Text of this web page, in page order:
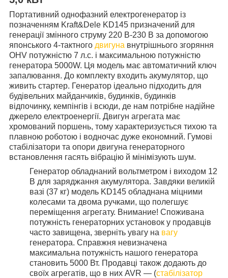
Портативний однофазний електрогенератор із
позначенням Kraft&Dele KD145 призначений для
генерації змінного струму 220 В-230 В за допомогою
японського 4-тактного двигуна внутрішнього згоряння
OHV потужністю 7 л.с. і максимальною потужністю
генератора 5000W. Ця модель має автоматичний ключ
запалювання. До комплекту входить акумулятор, що
живить стартер. Генератор ідеально підходить для
будівельних майданчиків, будинків, будинків
відпочинку, кемпінгів і всюди, де нам потрібне надійне
джерело електроенергії. Двигун агрегата має
хромований поршень, тому характеризується тихою та
плавною роботою і водночас дуже економний. Гумові
стабілізатори та опори двигуна генераторного
встановлення гасять вібрацію й мінімізують шум.
Генератор обладнаний вольтметром і виходом 12
В для заряджання акумулятора. Завдяки великій
вазі (37 кг) модель KD145 обладнана міцними
колесами та двома ручками, що полегшує
переміщення агрегату. Внимание! Споживана
потужність генераторних установок у продавців
часто завищена, зверніть увагу на вагу
генератора. Справжня невизначена
максимальна потужність нашого генератора
становить 5000 Вт. Продавці також додають до
своїх агрегатів, що в них AVR — (стабілізатор